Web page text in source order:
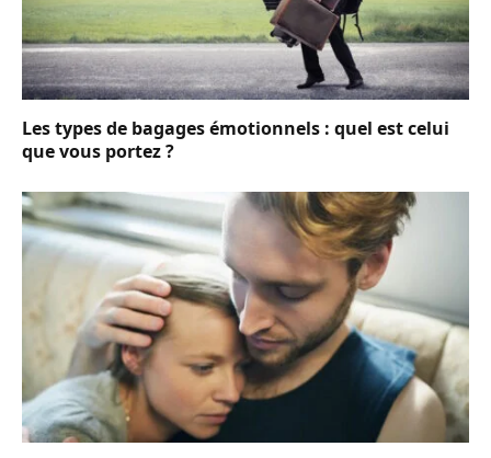
Les types de bagages émotionnels : quel est celui
que vous portez ?